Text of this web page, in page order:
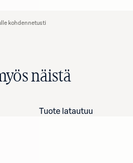
kohdennetusti
näistä
Tuote latautuu